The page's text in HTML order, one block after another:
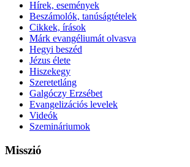
Hírek, események
Beszámolók, tanúságtételek
Cikkek, írások
Márk evangéliumát olvasva
Hegyi beszéd
Jézus élete
Hiszekegy
Szeretetláng
Galgóczy Erzsébet
Evangelizációs levelek
Videók
Szemináriumok
Misszió